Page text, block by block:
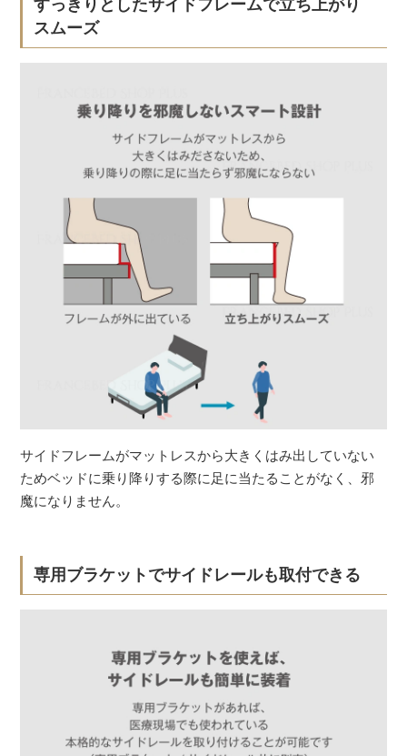
すっきりとしたサイドフレームで立ち上がり
スムーズ
サイドフレームがマットレスから大きくはみ出していない
ためベッドに乗り降りする際に足に当たることがなく、邪
魔になりません。
専用ブラケットでサイドレールも取付できる